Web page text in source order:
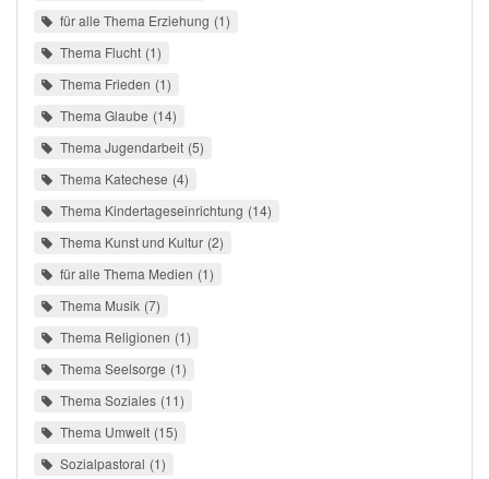
für alle Thema Erziehung 1
Thema Flucht 1
Thema Frieden 1
Thema Glaube 14
Thema Jugendarbeit 5
Thema Katechese 4
Thema Kindertageseinrichtung 14
Thema Kunst und Kultur 2
für alle Thema Medien 1
Thema Musik 7
Thema Religionen 1
Thema Seelsorge 1
Thema Soziales 11
Thema Umwelt 15
Sozialpastoral 1